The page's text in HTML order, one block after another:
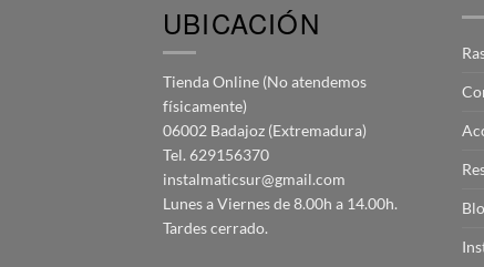
UBICACIÓN
Tienda Online (No atendemos
físicamente)
06002 Badajoz (Extremadura)
Tel. 629156370
instalmaticsur@gmail.com
Lunes a Viernes de 8.00h a 14.00h.
Tardes cerrado.